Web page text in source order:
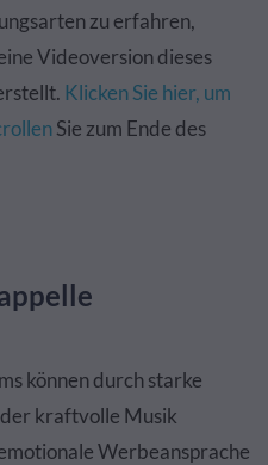
zu erfahren,
Videoversion dieses
Klicken Sie hier, um
Sie zum Ende des
können durch starke
kraftvolle Musik
Werbeansprache